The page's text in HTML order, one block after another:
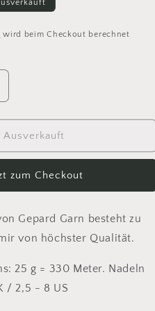
wird beim Checkout berechnet
Ausverkauft
zum Checkout
Gepard Garn besteht zu
von höchster Qualität.
25 g = 330 Meter. Nadeln
/ 2,5 - 8 US